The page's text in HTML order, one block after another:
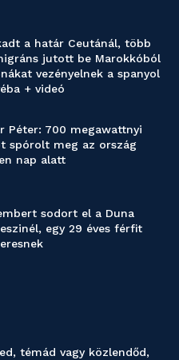
a határ Ceutánál, több
jutott be Marokkóból
vezényelnek a spanyol
+ videó
Péter: 700 megawattnyi
spórolt meg az ország
nap alatt
sodort el a Duna
egy 29 éves férfit
témád vagy közlendőd,